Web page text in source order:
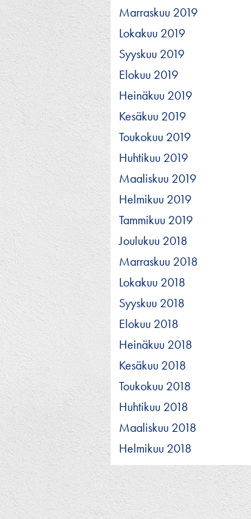
Marraskuu 2019
Lokakuu 2019
Syyskuu 2019
Elokuu 2019
Heinäkuu 2019
Kesäkuu 2019
Toukokuu 2019
Huhtikuu 2019
Maaliskuu 2019
Helmikuu 2019
Tammikuu 2019
Joulukuu 2018
Marraskuu 2018
Lokakuu 2018
Syyskuu 2018
Elokuu 2018
Heinäkuu 2018
Kesäkuu 2018
Toukokuu 2018
Huhtikuu 2018
Maaliskuu 2018
Helmikuu 2018